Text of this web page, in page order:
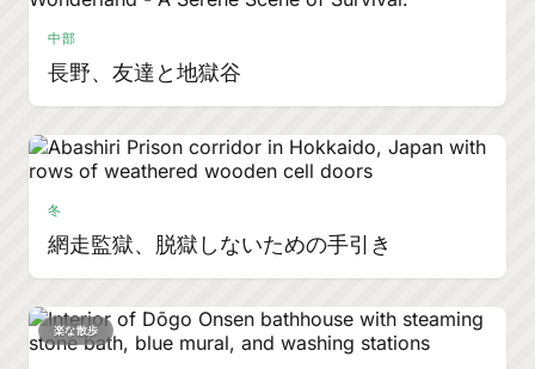
中部
長野、友達と地獄谷
冬
網走監獄、脱獄しないための手引き
楽な散歩